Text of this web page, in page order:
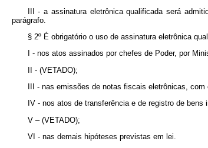
III - a assinatura eletrônica qualificada será
parágrafo.
§ 2º É obrigatório o uso de assinatura eletrônica
I - nos atos assinados por chefes de Poder, por
II - (VETADO);
III - nas emissões de notas fiscais eletrônicas,
IV - nos atos de transferência e de registro de
V – (VETADO);
VI - nas demais hipóteses previstas em lei.